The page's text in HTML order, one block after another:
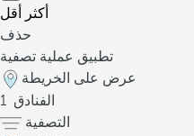
أكثر
أقل
حذف
تطبيق عملية تصفية
عرض على الخريطة
1 الفنادق
التصفية